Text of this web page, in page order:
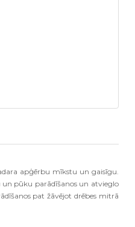
apģērbu mīkstu un gaisīgu.
un pūku parādīšanos un atvieglo
pat žāvējot drēbes mitrā